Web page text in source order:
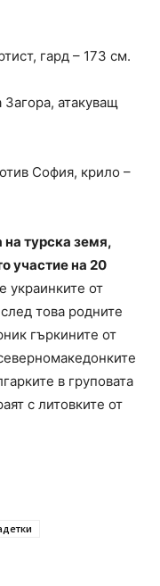
гард – 173 см.
атакуващ
София, крило –
турска земя,
участие на 20
украинките от
това родните
гъркините от
в груповата
с литовките от